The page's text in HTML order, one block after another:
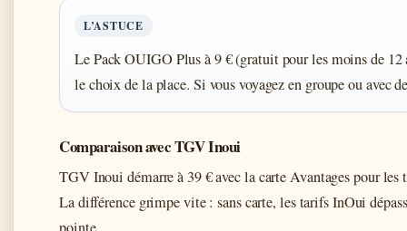
L’ASTUCE
Le Pack OUIGO Plus à 9 € (gratuit pour les moins de 12
le choix de la place. Si vous voyagez en groupe ou avec
Comparaison avec TGV Inoui
TGV Inoui démarre à 39 € avec la carte Avantages pour
La différence grimpe vite : sans carte, les tarifs InOui